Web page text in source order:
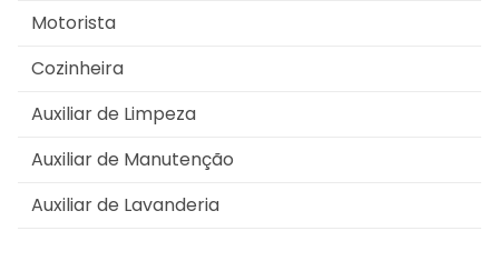
Motorista
Cozinheira
Auxiliar de Limpeza
Auxiliar de Manutenção
Auxiliar de Lavanderia